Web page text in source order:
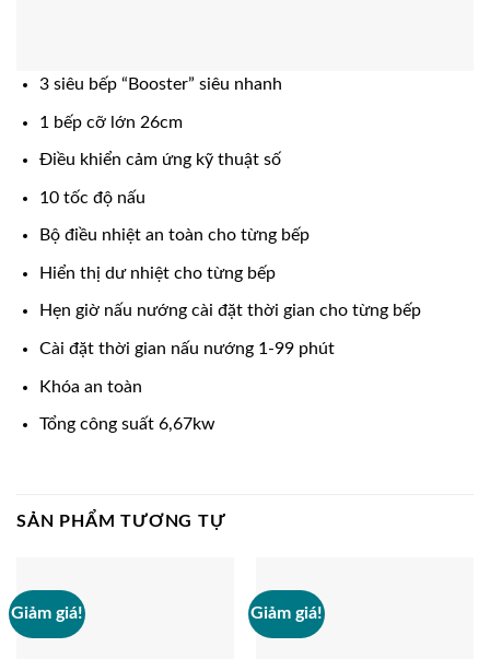
3 siêu bếp “Booster” siêu nhanh
1 bếp cỡ lớn 26cm
Điều khiển cảm ứng kỹ thuật số
10 tốc độ nấu
Bộ điều nhiệt an toàn cho từng bếp
Hiển thị dư nhiệt cho từng bếp
Hẹn giờ nấu nướng cài đặt thời gian cho từng bếp
Cài đặt thời gian nấu nướng 1-99 phút
Khóa an toàn
Tổng công suất 6,67kw
SẢN PHẨM TƯƠNG TỰ
Giảm giá! Giảm giá!